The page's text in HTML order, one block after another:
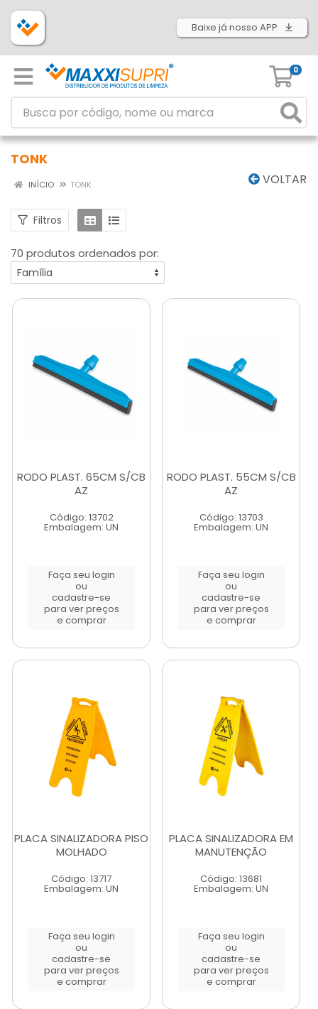
Baixe já nosso APP
0
TONK
VOLTAR
INÍCIO TONK
Filtros
70 produtos ordenados por:
RODO PLAST. 65CM S/CB
AZ
Código: 13702
Embalagem: UN
Faça seu login
ou
cadastre-se
para ver preços
e comprar
RODO PLAST. 55CM S/CB
AZ
Código: 13703
Embalagem: UN
Faça seu login
ou
cadastre-se
para ver preços
e comprar
PLACA SINALIZADORA PISO
MOLHADO
Código: 13717
Embalagem: UN
Faça seu login
ou
cadastre-se
para ver preços
e comprar
PLACA SINALIZADORA EM
MANUTENÇÃO
Código: 13681
Embalagem: UN
Faça seu login
ou
cadastre-se
para ver preços
e comprar